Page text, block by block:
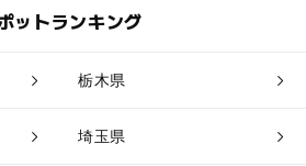
ットランキング
栃木県
埼玉県